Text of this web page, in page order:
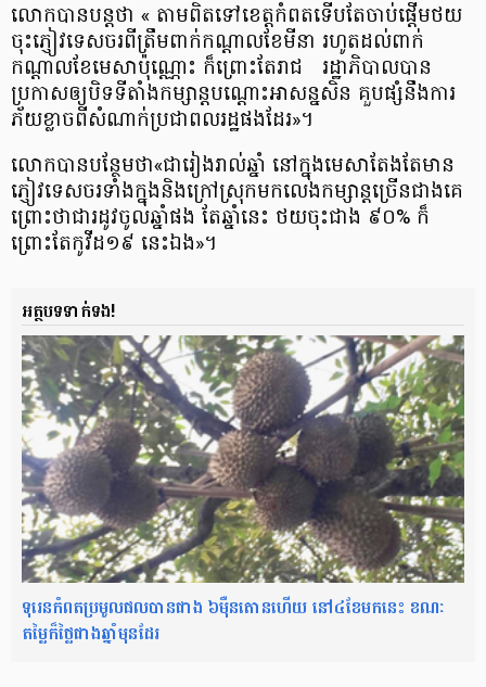
លោក​បាន​បន្ត​ថា « តាម​ពិត​ទៅ​ខេត្តកំពត​ទើបតែ​ចាប់ផ្តើម​ថយ​
ចុះ​ភ្ញៀវ​ទេសចរ​ពី​ត្រឹម​ពាក់កណ្តាល​ខែមីនា រហូត​ដល់​ពាក់
កណ្តាល​ខែមេសា​ប៉ុណ្ណោះ ក៏​ព្រោះតែ​រាជ រដ្ឋាភិបាល​បាន​
ប្រកាស​ឲ្យ​បិទ​ទីតាំង​កម្សាន្ដ​បណ្តោះអាសន្ន​សិន គួប​ផ្សំ​នឹង​ការ​
ភ័យ​ខ្លាច​ពី​សំណាក់​ប្រជាពលរដ្ឋ​ផង​ដែរ​»​។
លោក​បាន​បន្ថែម​ថា​«​ជា​រៀង​រាល់​ឆ្នាំ នៅ​ក្នុង​មេ​សា​តែងតែមាន​
ភ្ញៀវ​ទេសចរ​ទាំង​ក្នុង​និង​ក្រៅ​ស្រុក​មក​លេង​កម្សាន្ដ​ច្រើន​ជាងគេ
ព្រោះថា​ជា​រដូវ​ចូល​ឆ្នាំ​ផង តែ​ឆ្នាំ​នេះ ថយ​ចុះ​ជាង ៩០% ក៏​
ព្រោះតែ​កូ​វី​ដ​១៩ នេះឯង​»​។
អត្ថបទទាក់ទង!
ទុរេនកំពតប្រមូលផលបានជាង ៦ម៉ឺនតោនហើយ នៅ៤ខែមកនេះ ខណៈ
តម្លៃក៏ថ្លៃជាងឆ្នាំមុនដែរ